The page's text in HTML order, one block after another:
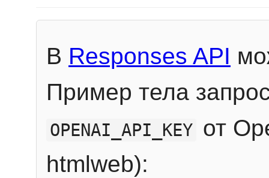
В Responses API
Пример тела
OPENAI_API_KEY от
htmlweb):